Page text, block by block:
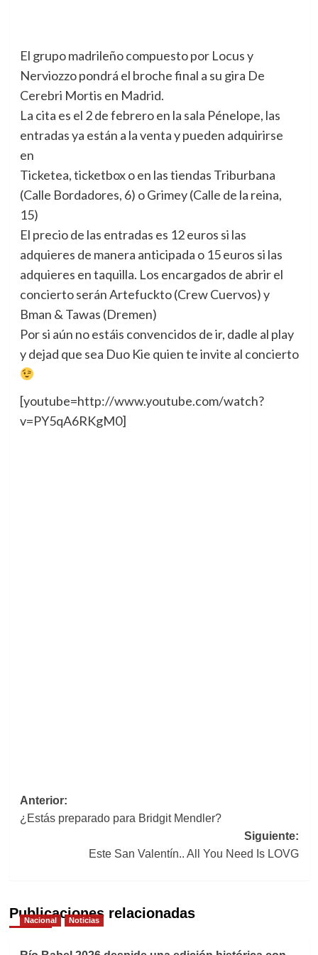
El grupo madrileño compuesto por Locus y
Nerviozzo pondrá el broche final a su gira De
Cerebri Mortis en Madrid.
La cita es el 2 de febrero en la sala Pénelope, las
entradas ya están a la venta y pueden adquirirse
en
Ticketea, ticketbox o en las tiendas Triburbana
(Calle Bordadores, 6) o Grimey (Calle de la reina,
15)
El precio de las entradas es 12 euros si las
adquieres de manera anticipada o 15 euros si las
adquieres en taquilla. Los encargados de abrir el
concierto serán Artefuckto (Crew Cuervos) y
Bman & Tawas (Dremen)
Por si aún no estáis convencidos de ir, dadle al play
y dejad que sea Duo Kie quien te invite al concierto
[youtube=http://www.youtube.com/watch?
v=PY5qA6RKgM0]
Navegación
de
entradas
Anterior:
¿Estás preparado para Bridgit Mendler?
Siguiente:
Este San Valentín.. All You Need Is LOVG
Publicaciones relacionadas
Nacional Noticias